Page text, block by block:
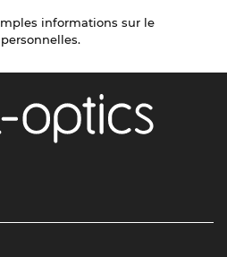
informations sur le